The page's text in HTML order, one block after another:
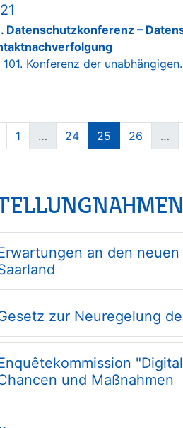
Datenschutzkonferenz –
101. Konferenz der
1 … 24 25 26 …
an den
zur Neuregelung
Chancen und Maßnahmen